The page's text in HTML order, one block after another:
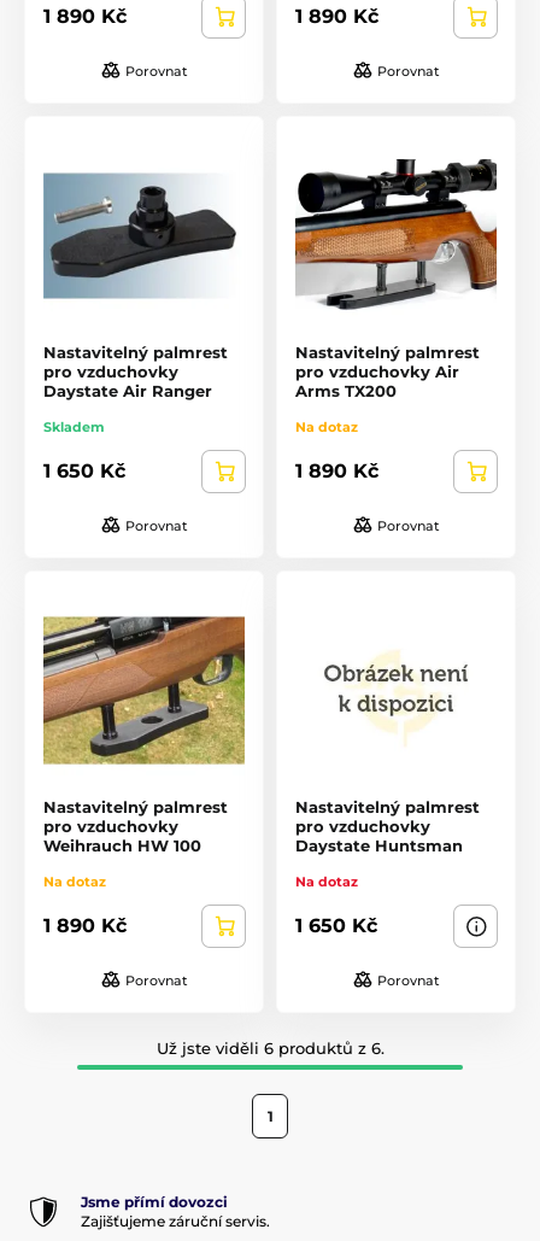
1 890 Kč
Porovnat
1 890 Kč
Porovnat
Nastavitelný palmrest
pro vzduchovky
Daystate Air Ranger
Skladem
1 650 Kč
Porovnat
Nastavitelný palmrest
pro vzduchovky Air
Arms TX200
Na dotaz
1 890 Kč
Porovnat
Nastavitelný palmrest
pro vzduchovky
Weihrauch HW 100
Na dotaz
1 890 Kč
Porovnat
Nastavitelný palmrest
pro vzduchovky
Daystate Huntsman
Na dotaz
1 650 Kč
Porovnat
Už jste viděli 6 produktů z 6.
1
Jsme přímí dovozci
Zajišťujeme záruční servis.